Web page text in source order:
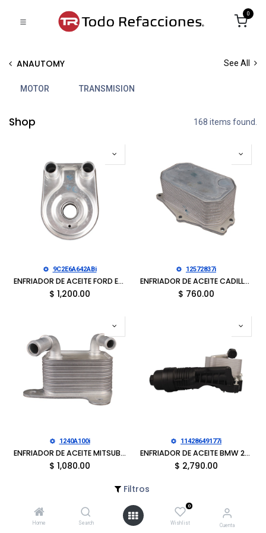
Filtros
Home Search
0
Wishlist Cuenta
0
ANAUTOMY See All
MOTOR TRANSMISION
Shop 168 items found.
9C2E6A642ABi
ENFRIADOR DE ACEITE FORD E-150 2005-2024, E-250 2005-2024, E-350 2005-2024, E-450 2005-2024, F-250 SUPER DUTY 2008-2019, F-350 SUPER DUTY 2008-2019, F-450 SUPER DUTY 2008-2019
$ 1,200.00
12572837i
ENFRIADOR DE ACEITE CADILLAC SRX 2010-2011, SAAB 9,3 2006-2009, 9,5 2010-2011
$ 760.00
1240A100i
ENFRIADOR DE ACEITE MITSUBISHI L200 2016-2020
$ 1,080.00
11428649177i
ENFRIADOR DE ACEITE BMW 228I GRAN COUPE 2021-2024, 228I XDRIVE GRAN COUPE 2020-2024, X1 2020-2022, X2 2020-2023
$ 2,790.00